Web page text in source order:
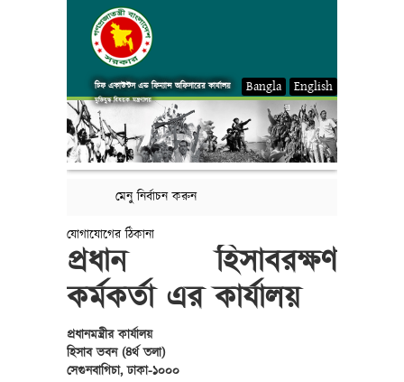
চিফ একাউন্টস এন্ড ফিন্যান্স অফিসারের কার্যালয়
মুক্তিযুদ্ধ বিষয়ক মন্ত্রণালয়
Bangla English
মেনু নির্বাচন করুন
যোগাযোগের ঠিকানা
প্রধান হিসাবরক্ষণ
কর্মকর্তা এর কার্যালয়
প্রধানমন্ত্রীর কার্যালয়
হিসাব ভবন (৪র্থ তলা)
সেগুনবাগিচা, ঢাকা-১০০০